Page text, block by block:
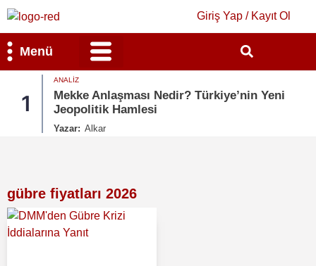
Giriş Yap / Kayıt Ol
Menü
1
ANALIZ
Mekke Anlaşması Nedir? Türkiye’nin Yeni
Jeopolitik Hamlesi
Yazar: Alkar
gübre fiyatları 2026